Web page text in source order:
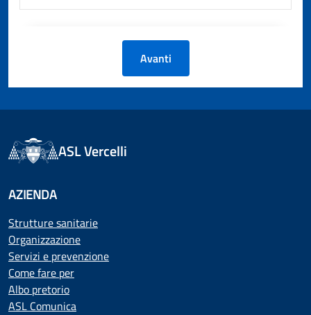
Avanti
ASL Vercelli
AZIENDA
Strutture sanitarie
Organizzazione
Servizi e prevenzione
Come fare per
Albo pretorio
ASL Comunica